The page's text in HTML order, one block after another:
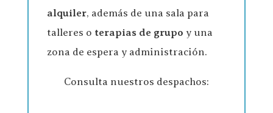
alquiler, además de una sala para
talleres o terapias de grupo y una
zona de espera y administración.
Consulta nuestros despachos: